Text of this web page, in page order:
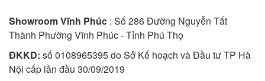
Showroom Vĩnh Phúc : Số 286 Đường Nguyễn Tất
Thành Phường Vĩnh Phúc - Tỉnh Phú Thọ
ĐKKD: số 0108965395 do Sở Kế hoạch và Đầu tư TP Hà
Nội cấp lần đầu 30/09/2019